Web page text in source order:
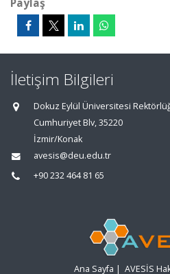
İletişim Bilgileri
Dokuz Eylül Üniversitesi
Cumhuriyet Blv, 35220
İzmir/Konak
avesis@deu.edu.tr
+90 232 464 81 65
Ana Sayfa | AVESİS